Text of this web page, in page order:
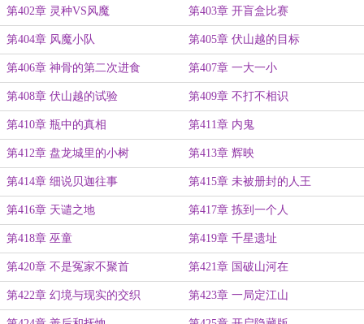
第402章 灵种VS风魔 第403章 开盲盒比赛
第404章 风魔小队 第405章 伏山越的目标
第406章 神骨的第二次进食 第407章 一大一小
第408章 伏山越的试验 第409章 不打不相识
第410章 瓶中的真相 第411章 内鬼
第412章 盘龙城里的小树 第413章 辉映
第414章 细说贝迦往事 第415章 未被册封的人王
第416章 天谴之地 第417章 拣到一个人
第418章 巫童 第419章 千星遗址
第420章 不是冤家不聚首 第421章 国破山河在
第422章 幻境与现实的交织 第423章 一局定江山